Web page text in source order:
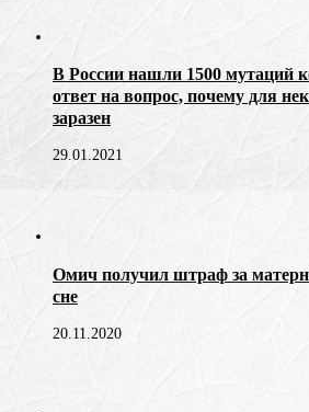
В России нашли 1500 мутаций
ответ на вопрос, почему для
заразен
29.01.2021
Омич получил штраф за
сне
20.11.2020